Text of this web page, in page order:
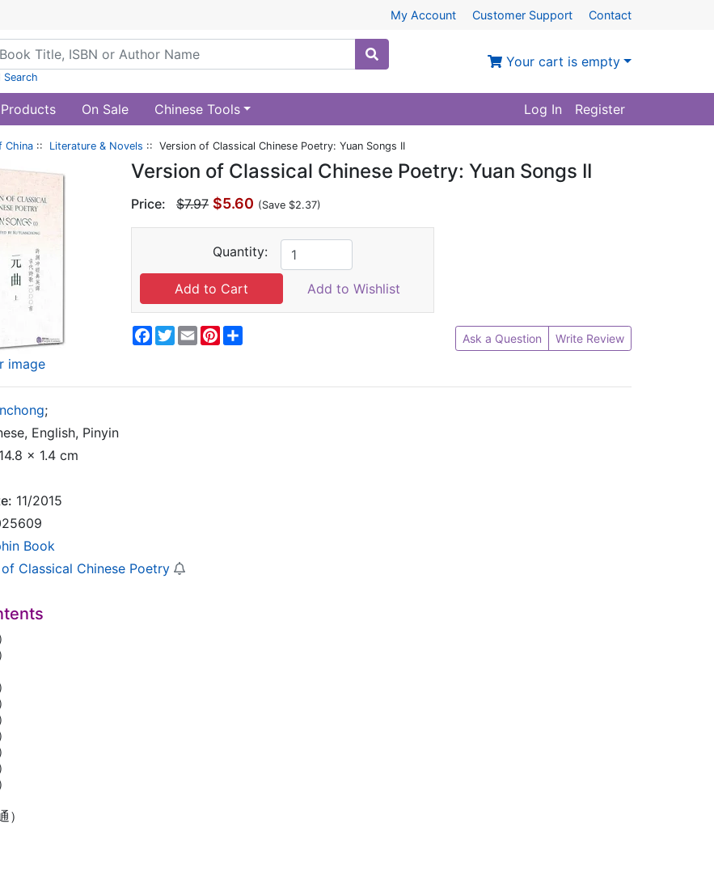
My Account Customer Support Contact
Search
Your cart is empty
On Sale Chinese Tools Log In Register
China :: Literature & Novels :: Version of Classical Chinese Poetry: Yuan Songs II
image
Version of Classical Chinese Poetry: Yuan Songs II
Price: $7.97 $5.60 (Save $2.37)
Quantity:
Add to Wishlist
Facebook
Twitter
EmailPinterest Ask a Question Write Review
;
English, Pinyin
x 1.4 cm
11/2015
Book
Classical Chinese Poetry